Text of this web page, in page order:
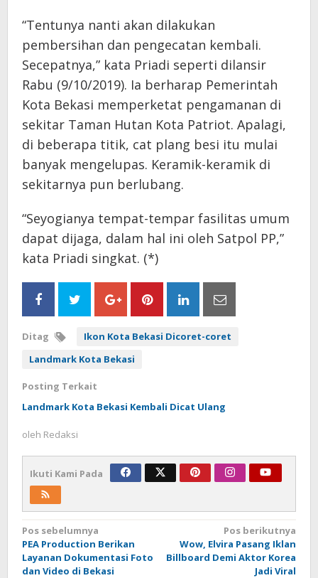
“Tentunya nanti akan dilakukan
pembersihan dan pengecatan kembali.
Secepatnya,” kata Priadi seperti dilansir
Rabu (9/10/2019). Ia berharap Pemerintah
Kota Bekasi memperketat pengamanan di
sekitar Taman Hutan Kota Patriot. Apalagi,
di beberapa titik, cat plang besi itu mulai
banyak mengelupas. Keramik-keramik di
sekitarnya pun berlubang.
“Seyogianya tempat-tempar fasilitas umum
dapat dijaga, dalam hal ini oleh Satpol PP,”
kata Priadi singkat. (*)
Ditag
Ikon Kota Bekasi Dicoret-coret
Landmark Kota Bekasi
Posting Terkait
Landmark Kota Bekasi Kembali Dicat Ulang
oleh Redaksi
Ikuti Kami Pada
Navigasi
pos
Pos sebelumnya
PEA Production Berikan
Layanan Dokumentasi Foto
dan Video di Bekasi
Pos berikutnya
Wow, Elvira Pasang Iklan
Billboard Demi Aktor Korea
Jadi Viral